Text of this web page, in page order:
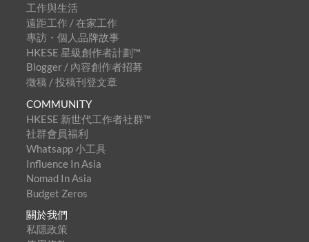
工作與生活
遠距工作 / 在家工作
專訪・個人品牌故事
HKESE 星級創作者計劃™
Blogger / 內容創作者招募
徵稿 / 投稿刊登文章
COMMUNITY
HKESE 新世代工作者社群™
社群會員福利
Whatsapp 小工具
Influence In Asia
Nomad In Asia
Budget Zeros
關於我們
私隱政策